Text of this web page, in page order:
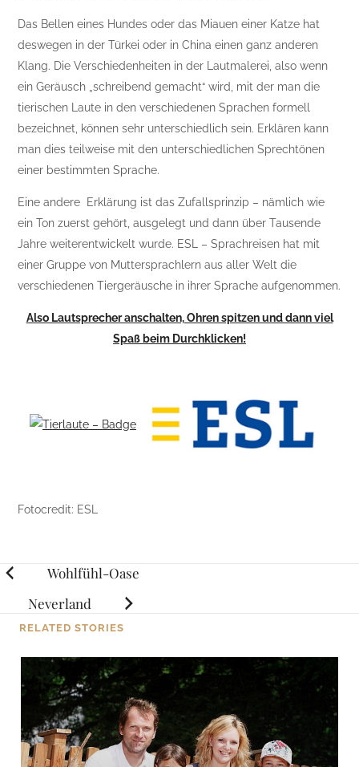
Das Bellen eines Hundes oder das Miauen einer Katze hat
deswegen in der Türkei oder in China einen ganz anderen
Klang. Die Verschiedenheiten in der Lautmalerei, also wenn
ein Geräusch „schreibend gemacht“ wird, mit der man die
tierischen Laute in den verschiedenen Sprachen formell
bezeichnet, können sehr unterschiedlich sein. Erklären kann
man dies teilweise mit den unterschiedlichen Sprechtönen
einer bestimmten Sprache.
Eine andere Erklärung ist das Zufallsprinzip – nämlich wie
ein Ton zuerst gehört, ausgelegt und dann über Tausende
Jahre weiterentwickelt wurde. ESL – Sprachreisen hat mit
einer Gruppe von Muttersprachlern aus aller Welt die
verschiedenen Tiergeräusche in ihrer Sprache aufgenommen.
Also Lautsprecher anschalten, Ohren spitzen und dann viel
Spaß beim Durchklicken!
Fotocredit: ESL
Posts
navigation
Wohlfühl-Oase
Neverland
RELATED STORIES